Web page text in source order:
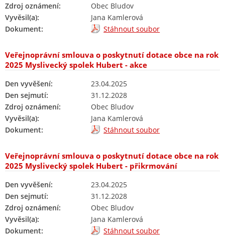
Zdroj oznámení:
Obec Bludov
Vyvěsil(a):
Jana Kamlerová
Dokument:
Stáhnout soubor
Veřejnoprávní smlouva o poskytnutí dotace obce na rok
2025 Myslivecký spolek Hubert - akce
Den vyvěšení:
23.04.2025
Den sejmutí:
31.12.2028
Zdroj oznámení:
Obec Bludov
Vyvěsil(a):
Jana Kamlerová
Dokument:
Stáhnout soubor
Veřejnoprávní smlouva o poskytnutí dotace obce na rok
2025 Myslivecký spolek Hubert - přikrmování
Den vyvěšení:
23.04.2025
Den sejmutí:
31.12.2028
Zdroj oznámení:
Obec Bludov
Vyvěsil(a):
Jana Kamlerová
Dokument:
Stáhnout soubor